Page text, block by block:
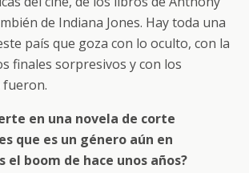
de Indiana Jones. Hay toda una
país que goza con lo oculto, con la
finales sorpresivos y con los
fueron.
en una novela de corte
que es un género aún en
el boom de hace unos años?